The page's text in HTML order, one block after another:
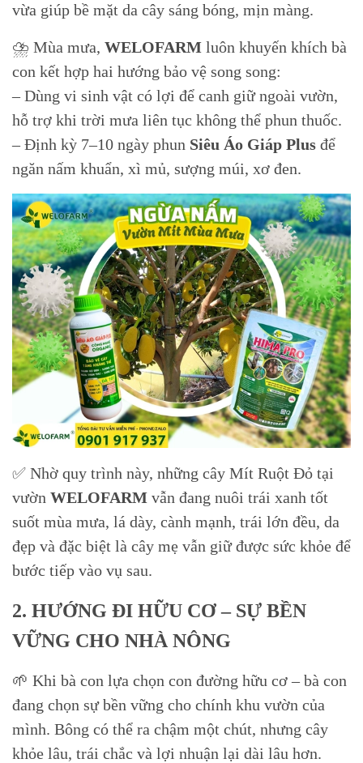
vừa giúp bề mặt da cây sáng bóng, mịn màng.
⛈ Mùa mưa, WELOFARM luôn khuyến khích bà
con kết hợp hai hướng bảo vệ song song:
– Dùng vi sinh vật có lợi để canh giữ ngoài vườn,
hỗ trợ khi trời mưa liên tục không thể phun thuốc.
– Định kỳ 7–10 ngày phun Siêu Áo Giáp Plus để
ngăn nấm khuẩn, xì mủ, sượng múi, xơ đen.
✅ Nhờ quy trình này, những cây Mít Ruột Đỏ tại
vườn WELOFARM vẫn đang nuôi trái xanh tốt
suốt mùa mưa, lá dày, cành mạnh, trái lớn đều, da
đẹp và đặc biệt là cây mẹ vẫn giữ được sức khỏe để
bước tiếp vào vụ sau.
2. HƯỚNG ĐI HỮU CƠ – SỰ BỀN
VỮNG CHO NHÀ NÔNG
🌱 Khi bà con lựa chọn con đường hữu cơ – bà con
đang chọn sự bền vững cho chính khu vườn của
mình. Bông có thể ra chậm một chút, nhưng cây
khỏe lâu, trái chắc và lợi nhuận lại dài lâu hơn.